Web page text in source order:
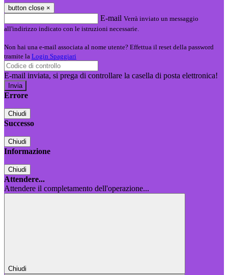
button close ×
E-mail Verrà inviato un messaggio
all'indirizzo indicato con le istruzioni necessarie.
Non hai una e-mail associata al nome utente? Effettua il reset della password
tramite la Login Spaggiari
E-mail inviata, si prega di controllare la casella di posta elettronica!
Errore
Chiudi
Successo
Chiudi
Informazione
Chiudi
Attendere...
Attendere il completamento dell'operazione...
Chiudi